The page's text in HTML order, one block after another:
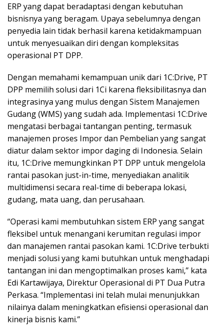
ERP yang dapat beradaptasi dengan kebutuhan
bisnisnya yang beragam. Upaya sebelumnya dengan
penyedia lain tidak berhasil karena ketidakmampuan
untuk menyesuaikan diri dengan kompleksitas
operasional PT DPP.
Dengan memahami kemampuan unik dari 1C:Drive, PT
DPP memilih solusi dari 1Ci karena fleksibilitasnya dan
integrasinya yang mulus dengan Sistem Manajemen
Gudang (WMS) yang sudah ada. Implementasi 1C:Drive
mengatasi berbagai tantangan penting, termasuk
manajemen proses Impor dan Pembelian yang sangat
diatur dalam sektor impor daging di Indonesia. Selain
itu, 1C:Drive memungkinkan PT DPP untuk mengelola
rantai pasokan just-in-time, menyediakan analitik
multidimensi secara real-time di beberapa lokasi,
gudang, mata uang, dan perusahaan.
“Operasi kami membutuhkan sistem ERP yang sangat
fleksibel untuk menangani kerumitan regulasi impor
dan manajemen rantai pasokan kami. 1C:Drive terbukti
menjadi solusi yang kami butuhkan untuk menghadapi
tantangan ini dan mengoptimalkan proses kami,” kata
Edi Kartawijaya, Direktur Operasional di PT Dua Putra
Perkasa. “Implementasi ini telah mulai menunjukkan
nilainya dalam meningkatkan efisiensi operasional dan
kinerja bisnis kami.”